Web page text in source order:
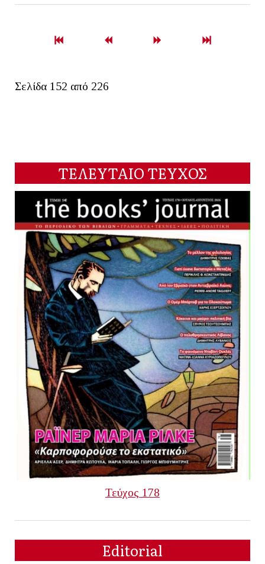
Σελίδα 152 από 226
ΤΕΛΕΥΤΑΙΟ ΤΕΥΧΟΣ
Τεύχος 178
Editorial